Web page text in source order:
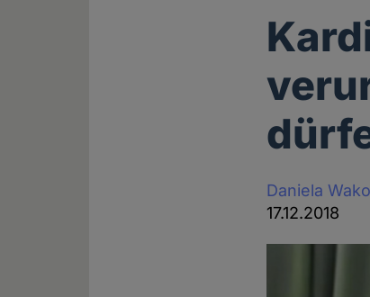
Daniela
17.12.2018